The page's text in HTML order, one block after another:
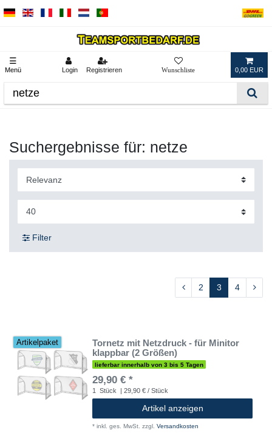
☰
Menü Login Registrieren 0,00 EUR
Suchergebnisse für: netze
Filter
2 3 4
Artikelpaket
Tornetz mit Netzdruck - für Minitor
klappbar (2 Größen)
lieferbar innerhalb von 3 bis 5 Tagen
29,90 € *
1 Stück | 29,90 € / Stück
Artikel anzeigen
* inkl. ges. MwSt. zzgl. Versandkosten